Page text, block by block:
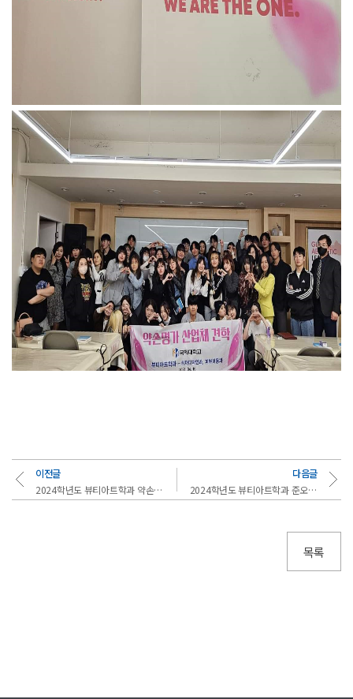
이전글
2024학년도 뷰티아트학과 약손명가 장학금 수여식
다음글
2024학년도 뷰티아트학과 준오헤어 산업체견학
목록